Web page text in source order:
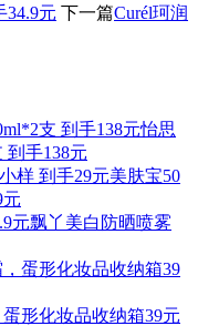
34.9元 下一篇Curél珂润
怡思
到手138元
美肤宝50
飘丫美白防晒喷雾
形化妆品收纳箱39元